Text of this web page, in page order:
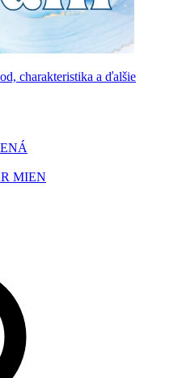
charakteristika a ďalšie
MIEN